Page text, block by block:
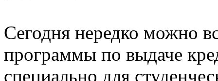
Сегодня нередко можно
программы по выдаче
специально для